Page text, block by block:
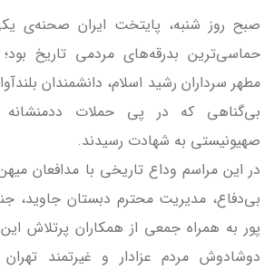
صبح روز شنبه، پایتخت ایران صحنه‌ی
حماسی‌ترین بدرقه‌های مردمی تاریخ
مطهر سرداران رشید اسلام، دانشمندان
بی‌گناهی که در پی حملات ددمنشانه
صهیونیستی به شهادت رسیدند.
در این مراسم وداع تاریخی با مدافعان
بی‌دفاع، مدیریت محترم دبستان جاوید،
پور به همراه جمعی از همکاران پرتلاش
دوشادوش مردم عزادار و غیرتمند